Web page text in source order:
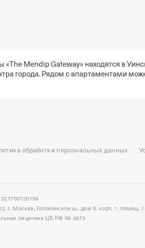
Mendip Gateway» находятся в
города. Рядом с апартаментами
в Сочи Отель
Отели в Сортавале Еще
обработки персональных данных
г. Москва, Головинское ш., дом 5, корп. 1, помещ.
лицензия ЦБ РФ № 2673